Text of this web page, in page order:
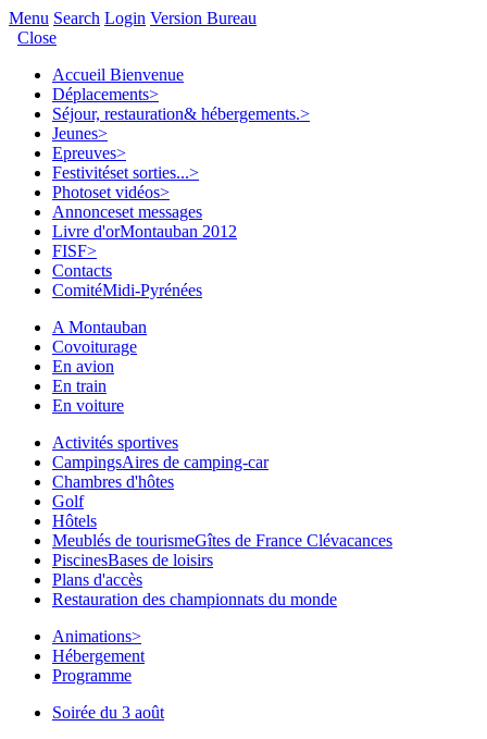
Menu Search Login Version Bureau
Close
Accueil Bienvenue
Déplacements>
Séjour, restauration& hébergements.>
Jeunes>
Epreuves>
Festivitéset sorties...>
Photoset vidéos>
Annonceset messages
Livre d'orMontauban 2012
FISF>
Contacts
ComitéMidi-Pyrénées
A Montauban
Covoiturage
En avion
En train
En voiture
Activités sportives
CampingsAires de camping-car
Chambres d'hôtes
Golf
Hôtels
Meublés de tourismeGîtes de France Clévacances
PiscinesBases de loisirs
Plans d'accès
Restauration des championnats du monde
Animations>
Hébergement
Programme
Soirée du 3 août